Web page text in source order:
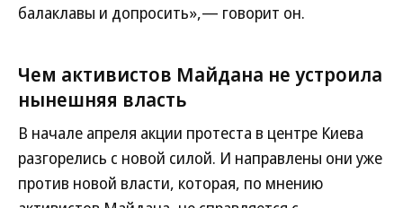
балаклавы и допросить»,— говорит он.
Чем активистов Майдана не устроила
нынешняя власть
В начале апреля акции протеста в центре Киева
разгорелись с новой силой. И направлены они уже
против новой власти, которая, по мнению